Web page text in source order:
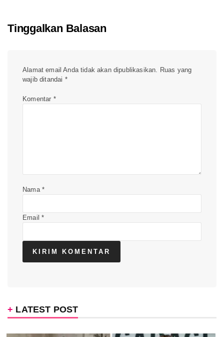
Tinggalkan Balasan
Alamat email Anda tidak akan dipublikasikan. Ruas yang
wajib ditandai *
Komentar *
Nama *
Email*
LATEST POST